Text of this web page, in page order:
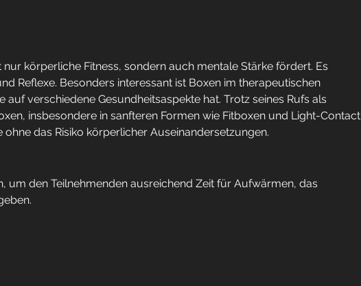
körperliche Fitness, sondern auch mentale Stärke fördert. Es
Reflexe. Besonders interessant ist Boxen im therapeutischen
auf verschiedene Gesundheitsaspekte hat. Trotz seines Rufs als
insbesondere in sanfteren Formen wie Fitboxen und Light-Contact
das Risiko körperlicher Auseinandersetzungen.
um den Teilnehmenden ausreichend Zeit für Aufwärmen, das